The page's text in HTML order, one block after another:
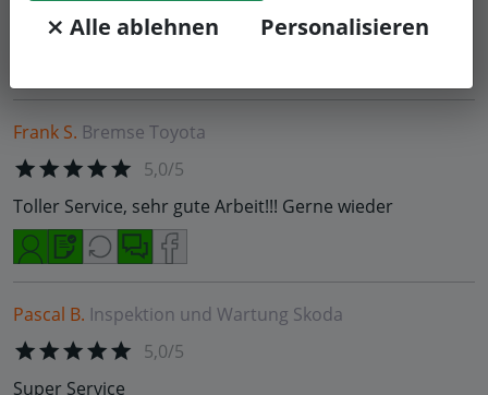
Guter und freundlicher Service..
Frank S. Bremse Toyota
5,0/5
Toller Service, sehr gute Arbeit!!! Gerne wieder
Pascal B. Inspektion und Wartung Skoda
5,0/5
Super Service
⨯ Alle ablehnen
Personalisieren